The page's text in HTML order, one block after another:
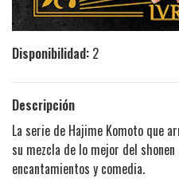
Disponibilidad: 2
Descripción
La serie de Hajime Komoto que
su mezcla de lo mejor del
encantamientos y comedia.